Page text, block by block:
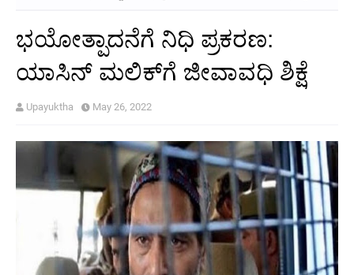
ಭಯೋತ್ಪಾದನೆಗೆ ನಿಧಿ ಪ್ರಕರಣ:
ಯಾಸಿನ್ ಮಲಿಕ್‌ಗೆ ಜೀವಾವಧಿ ಶಿಕ್ಷೆ
Upayuktha May 26, 2022